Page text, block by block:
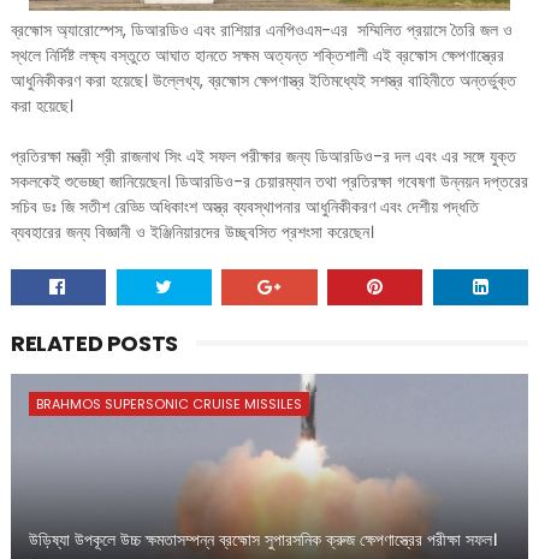
ব্রহ্মোস অ্যারোস্পেস, ডিআরডিও এবং রাশিয়ার এনপিওএম-এর সম্মিলিত প্রয়াসে তৈরি জল ও
স্থলে নির্দিষ্ট লক্ষ্য বস্তুতে আঘাত হানতে সক্ষম অত্যন্ত শক্তিশালী এই ব্রহ্মোস ক্ষেপণাস্ত্রের
আধুনিকীকরণ করা হয়েছে। উল্লেখ্য, ব্রহ্মোস ক্ষেপণাস্ত্র ইতিমধ্যেই সশস্ত্র বাহিনীতে অন্তর্ভুক্ত
করা হয়েছে।
প্রতিরক্ষা মন্ত্রী শ্রী রাজনাথ সিং এই সফল পরীক্ষার জন্য ডিআরডিও-র দল এবং এর সঙ্গে যুক্ত
সকলকেই শুভেচ্ছা জানিয়েছেন। ডিআরডিও-র চেয়ারম্যান তথা প্রতিরক্ষা গবেষণা উন্নয়ন দপ্তরের
সচিব ডঃ জি সতীশ রেড্ডি অধিকাংশ অস্ত্র ব্যবস্থাপনার আধুনিকীকরণ এবং দেশীয় পদ্ধতি
ব্যবহারের জন্য বিজ্ঞানী ও ইঞ্জিনিয়ারদের উচ্ছ্বসিত প্রশংসা করেছেন।
RELATED POSTS
BRAHMOS SUPERSONIC CRUISE MISSILES
উড়িষ্যা উপকূলে উচ্চ ক্ষমতাসম্পন্ন ব্রহ্মোস সুপারসনিক ক্রুজ ক্ষেপণাস্ত্রের পরীক্ষা সফল।